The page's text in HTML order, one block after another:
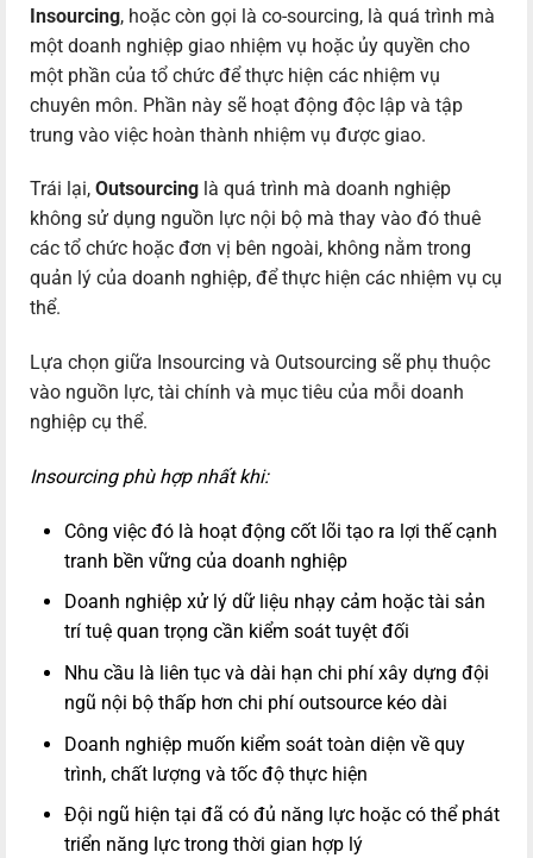
Insourcing, hoặc còn gọi là co-sourcing, là quá trình mà
một doanh nghiệp giao nhiệm vụ hoặc ủy quyền cho
một phần của tổ chức để thực hiện các nhiệm vụ
chuyên môn. Phần này sẽ hoạt động độc lập và tập
trung vào việc hoàn thành nhiệm vụ được giao.
Trái lại, Outsourcing là quá trình mà doanh nghiệp
không sử dụng nguồn lực nội bộ mà thay vào đó thuê
các tổ chức hoặc đơn vị bên ngoài, không nằm trong
quản lý của doanh nghiệp, để thực hiện các nhiệm vụ cụ
thể.
Lựa chọn giữa Insourcing và Outsourcing sẽ phụ thuộc
vào nguồn lực, tài chính và mục tiêu của mỗi doanh
nghiệp cụ thể.
Insourcing phù hợp nhất khi:
Công việc đó là hoạt động cốt lõi tạo ra lợi thế cạnh
tranh bền vững của doanh nghiệp
Doanh nghiệp xử lý dữ liệu nhạy cảm hoặc tài sản
trí tuệ quan trọng cần kiểm soát tuyệt đối
Nhu cầu là liên tục và dài hạn chi phí xây dựng đội
ngũ nội bộ thấp hơn chi phí outsource kéo dài
Doanh nghiệp muốn kiểm soát toàn diện về quy
trình, chất lượng và tốc độ thực hiện
Đội ngũ hiện tại đã có đủ năng lực hoặc có thể phát
triển năng lực trong thời gian hợp lý